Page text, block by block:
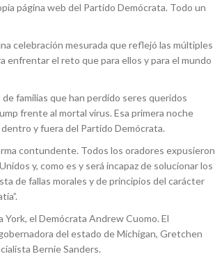
página web del Partido Demócrata. Todo un
celebración mesurada que reflejó las múltiples
enfrentar el reto que para ellos y para el mundo
familias que han perdido seres queridos
frente al mortal virus. Esa primera noche
y fuera del Partido Demócrata.
contundente. Todos los oradores expusieron
y, como es y será incapaz de solucionar los
de fallas morales y de principios del carácter
el Demócrata Andrew Cuomo. El
del estado de Michigan, Gretchen
Bernie Sanders.